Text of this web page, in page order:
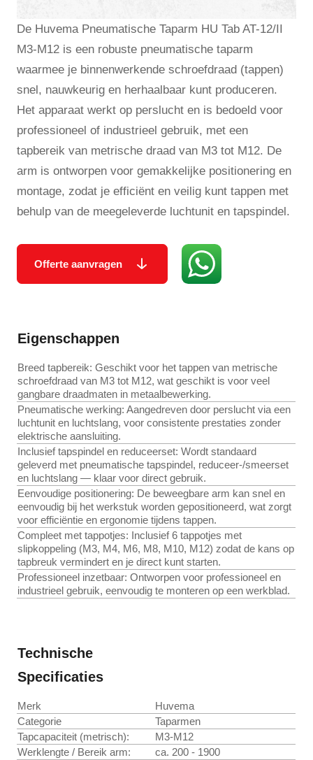
De Huvema Pneumatische Taparm HU Tab AT-12/II
M3-M12 is een robuste pneumatische taparm
waarmee je binnenwerkende schroefdraad (tappen)
snel, nauwkeurig en herhaalbaar kunt produceren.
Het apparaat werkt op perslucht en is bedoeld voor
professioneel of industrieel gebruik, met een
tapbereik van metrische draad van M3 tot M12. De
arm is ontworpen voor gemakkelijke positionering en
montage, zodat je efficiënt en veilig kunt tappen met
behulp van de meegeleverde luchtunit en tapspindel.
Offerte aanvragen
Eigenschappen
Breed tapbereik: Geschikt voor het tappen van metrische
schroefdraad van M3 tot M12, wat geschikt is voor veel
gangbare draadmaten in metaalbewerking.
Pneumatische werking: Aangedreven door perslucht via een
luchtunit en luchtslang, voor consistente prestaties zonder
elektrische aansluiting.
Inclusief tapspindel en reduceerset: Wordt standaard
geleverd met pneumatische tapspindel, reduceer-/smeerset
en luchtslang — klaar voor direct gebruik.
Eenvoudige positionering: De beweegbare arm kan snel en
eenvoudig bij het werkstuk worden gepositioneerd, wat zorgt
voor efficiëntie en ergonomie tijdens tappen.
Compleet met tappotjes: Inclusief 6 tappotjes met
slipkoppeling (M3, M4, M6, M8, M10, M12) zodat de kans op
tapbreuk vermindert en je direct kunt starten.
Professioneel inzetbaar: Ontworpen voor professioneel en
industrieel gebruik, eenvoudig te monteren op een werkblad.
Technische
Specificaties
Merk
Huvema
Categorie
Taparmen
Tapcapaciteit (metrisch):
M3-M12
Werklengte / Bereik arm:
ca. 200 - 1900